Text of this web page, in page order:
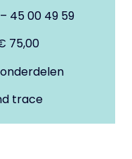
45 00 49 59
75,00
trace